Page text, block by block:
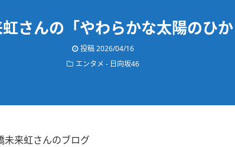
さんの「やわらかな太陽のひ
投稿2026/04/16
エンタメ - 日向坂46
未来虹さんのブログ